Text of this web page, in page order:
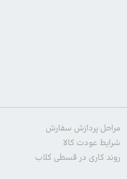
مراحل پردازش سفارش
شرایط عودت کالا
روند کاری در قسطی کلاب